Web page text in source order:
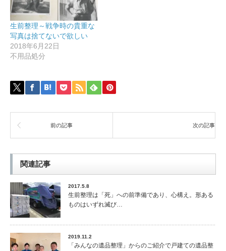
生前整理～戦争時の貴重な
写真は捨てないで欲しい
2018年6月22日
不用品処分
前の記事 次の記事
関連記事
2017.5.8
生前整理は「死」への前準備であり、心構え。形ある
ものはいずれ滅び…
2019.11.2
「みんなの遺品整理」からのご紹介で戸建ての遺品整